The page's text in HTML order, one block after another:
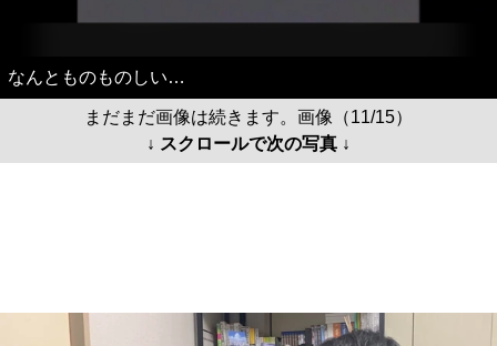
なんとものものしい…
まだまだ画像は続きます。画像（11/15）
↓ スクロールで次の写真 ↓